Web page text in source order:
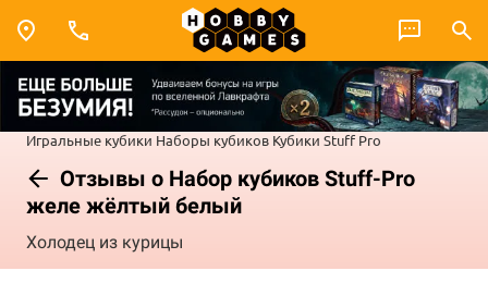
Игральные кубики Наборы кубиков Кубики Stuff Pro
Отзывы о Набор кубиков Stuff-Pro
желе жёлтый белый
Холодец из курицы